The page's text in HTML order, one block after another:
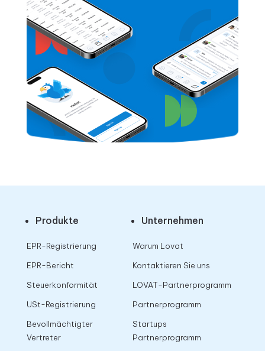
Produkte
EPR-Registrierung
EPR-Bericht
Steuerkonformität
USt-Registrierung
Bevollmächtigter
Vertreter
Unternehmen
Warum Lovat
Kontaktieren Sie uns
LOVAT-Partnerprogramm
Partnerprogramm
Startups
Partnerprogramm